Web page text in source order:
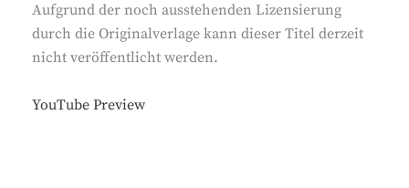
Aufgrund der noch ausstehenden Lizensierung
durch die Originalverlage kann dieser Titel derzeit
nicht veröffentlicht werden.
YouTube Preview